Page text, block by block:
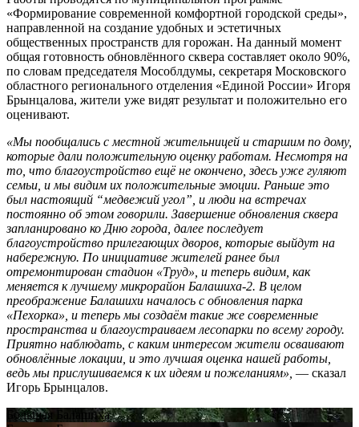
«Формирование современной комфортной городской среды»,
направленной на создание удобных и эстетичных
общественных пространств для горожан. На данный момент
общая готовность обновлённого сквера составляет около 90%,
по словам председателя Мособлдумы, секретаря Московского
областного регионального отделения «Единой России» Игоря
Брынцалова, жители уже видят результат и положительно его
оценивают.
«Мы пообщались с местной жительницей и старшим по дому,
которые дали положительную оценку работам. Несмотря на
то, что благоустройство ещё не окончено, здесь уже гуляют
семьи, и мы видим их положительные эмоции. Раньше это
был настоящий “медвежий угол”, и люди на встречах
постоянно об этом говорили. Завершение обновления сквера
запланировано ко Дню города, далее последует
благоустройство прилегающих дворов, которые выйдут на
набережную. По инициативе жителей ранее был
отремонтирован стадион «Труд», и теперь видим, как
меняется к лучшему микрорайон Балашиха-2. В целом
преображение Балашихи началось с обновления парка
«Пехорка», и теперь мы создаём такие же современные
пространства и благоустраиваем лесопарки по всему городу.
Приятно наблюдать, с каким интересом жители осваивают
обновлённые локации, и это лучшая оценка нашей работы,
ведь мы прислушиваемся к их идеям и пожеланиям», — сказал
Игорь Брынцалов.
Большая Балашиха